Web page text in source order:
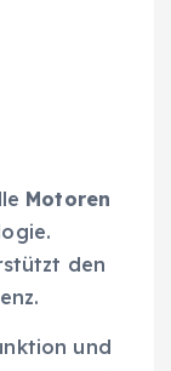
Motoren
den
und